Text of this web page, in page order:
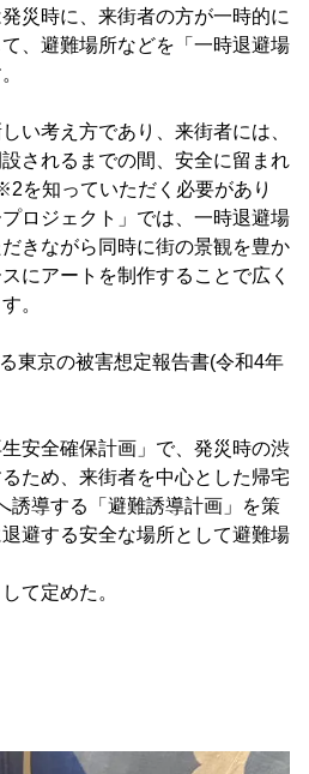
災時に、来街者の方が一時的に
、避難場所などを「一時退避場
い考え方であり、来街者には、
されるまでの間、安全に留まれ
を知っていただく必要があり
ロジェクト」では、一時退避場
きながら同時に街の景観を豊か
にアートを制作することで広く
。
東京の被害想定報告書(令和4年
生安全確保計画」で、発災時の渋
ため、来街者を中心とした帰宅
誘導する「避難誘導計画」を策
避する安全な場所として避難場
て定めた。